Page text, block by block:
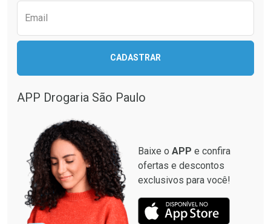
Email
CADASTRAR
APP Drogaria São Paulo
Baixe o APP e confira
ofertas e descontos
exclusivos para você!